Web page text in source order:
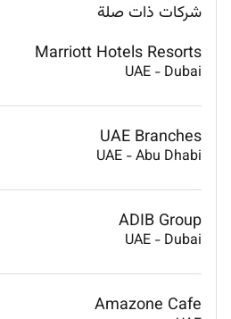
شركات ذات صلة
Marriott Hotels Resorts
UAE - Dubai
UAE Branches
UAE -Abu Dhabi
ADIB Group
UAE - Dubai
Amazone Cafe